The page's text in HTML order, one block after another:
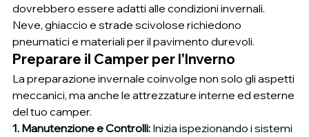
dovrebbero essere adatti alle condizioni invernali.
Neve, ghiaccio e strade scivolose richiedono
pneumatici e materiali per il pavimento durevoli.
Preparare il Camper per l'Inverno
La preparazione invernale coinvolge non solo gli aspetti
meccanici, ma anche le attrezzature interne ed esterne
del tuo camper.
1. Manutenzione e Controlli: Inizia ispezionando i sistemi